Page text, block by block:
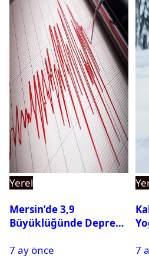
Yerel
Mersin’de 3,9
Büyüklüğünde Deprem
7 ay önce
7